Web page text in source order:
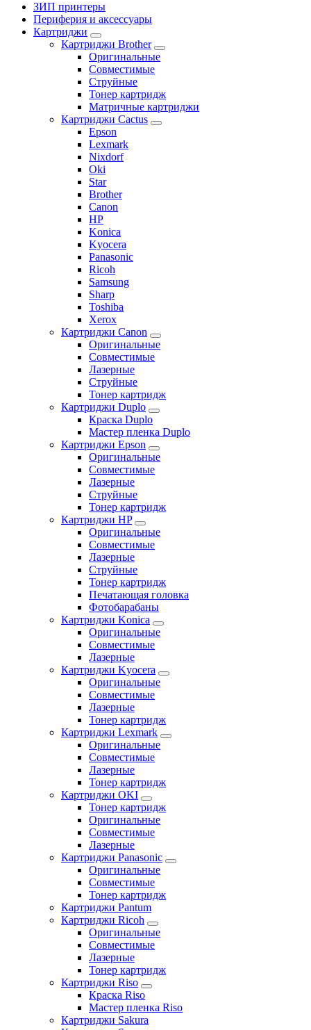
ЗИП принтеры
Периферия и аксессуары
Картриджи
Картриджи Brother
Оригинальные
Совместимые
Струйные
Тонер картридж
Матричные картриджи
Картриджи Cactus
Epson
Lexmark
Nixdorf
Oki
Star
Brother
Canon
HP
Konica
Kyocera
Panasonic
Ricoh
Samsung
Sharp
Toshiba
Xerox
Картриджи Canon
Оригинальные
Совместимые
Лазерные
Струйные
Тонер картридж
Картриджи Duplo
Краска Duplo
Мастер пленка Duplo
Картриджи Epson
Оригинальные
Совместимые
Лазерные
Струйные
Тонер картридж
Картриджи HP
Оригинальные
Совместимые
Лазерные
Струйные
Тонер картридж
Печатающая головка
Фотобарабаны
Картриджи Konica
Оригинальные
Совместимые
Лазерные
Картриджи Kyocera
Оригинальные
Совместимые
Лазерные
Тонер картридж
Картриджи Lexmark
Оригинальные
Совместимые
Лазерные
Тонер картридж
Картриджи OKI
Тонер картридж
Оригинальные
Совместимые
Лазерные
Картриджи Panasonic
Оригинальные
Совместимые
Тонер картридж
Картриджи Pantum
Картриджи Ricoh
Оригинальные
Совместимые
Лазерные
Тонер картридж
Картриджи Riso
Краска Riso
Мастер пленка Riso
Картриджи Sakura